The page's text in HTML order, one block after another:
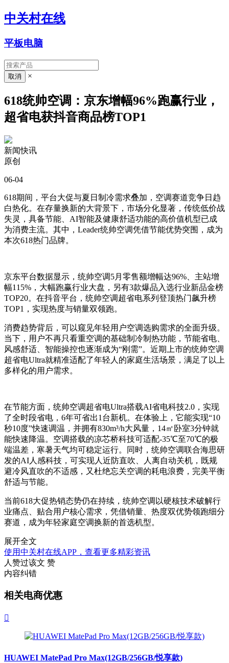
中关村在线
平板电脑
×
618统帅空调：京东增幅96%跑赢行业，
超省电获抖音商品榜TOP1
新闻快讯
原创
06-04
618期间，平台大促与夏日制冷需求叠加，空调赛道竞争日趋
白热化。在存量换新的大背景下，市场分化显著，传统低价战
失灵，具备节能、AI智能及健康舒适功能的高价值机型已成
为消费主流。其中，Leader统帅空调凭借节能优势突围，成为
本次618热门品牌。
京东平台数据显示，统帅空调5月零售额增幅达96%、主站增
幅115%，大幅跑赢行业大盘，另有3款爆品入选行业新品金榜
TOP20。在抖音平台，统帅空调超省电系列登顶热门飙升榜
TOP1，实现热度与销量双领跑。
消费趋势背后，可以窥见年轻用户空调选购需求的全面升级。
当下，用户不再只看重空调的基础制冷制热功能，节能省电、
风感舒适、智能操控也逐渐成为“刚需”。近期上市的统帅空调
超省电Ultra就精准适配了年轻人的家庭生活场景，满足了以上
多样化的用户需求。
在节能方面，统帅空调超省电Ultra搭载AI省电科技2.0，实现
了全时段省电，6年可省出1台新机。在体验上，它能实现“10
秒10度”快速调温，并拥有830m³/h大风量，14㎡卧室3分钟就
能快速降温。空调搭载的凉芯桥科技可适配-35℃至70℃的极
端温差，寒暑天气均可稳定运行。同时，统帅空调联合海思研
发的AI人感科技，可实现人近防直吹、人离自动关机，既规
避冷风直吹的不适感，又杜绝忘关空调的耗电浪费，完美平衡
舒适与节能。
当前618大促热销态势仍在持续，统帅空调以硬核技术破解行
业痛点、贴合用户核心需求，凭借销量、热度双优势领跑细分
赛道，成为年轻家庭空调换新的首选机型。
展开全文
使用中关村在线APP，查看更多精彩资讯
人赞过该文 赞
内容纠错
相关电商优惠

HUAWEI MatePad Pro Max(12GB/256GB/悦享款)